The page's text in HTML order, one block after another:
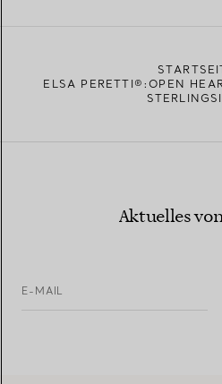
ELSA PERETTI®:OPEN
Aktuelles
E-MAIL